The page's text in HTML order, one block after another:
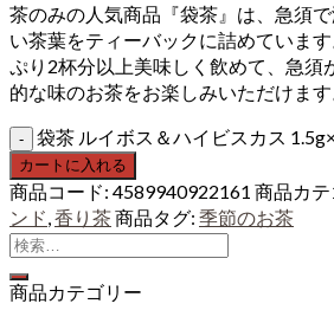
茶のみの人気商品『袋茶』は、急須
い茶葉をティーバックに詰めていま
ぷり2杯分以上美味しく飲めて、急須
的な味のお茶をお楽しみいただけます
袋茶 ルイボス＆ハイビスカス
カートに入れる
商品コード: 4589940922161 商品カ
ンド,香り茶商品タグ: 季節のお茶
商品カテゴリー